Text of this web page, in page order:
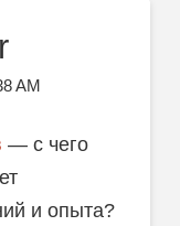
AM
— с чего
и опыта?